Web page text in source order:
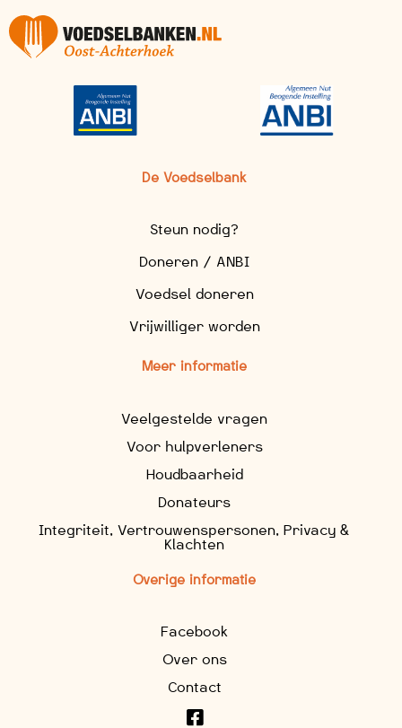
De Voedselbank
Steun nodig?
Doneren / ANBI
Voedsel doneren
Vrijwilliger worden
Meer informatie
Veelgestelde vragen
Voor hulpverleners
Houdbaarheid
Donateurs
Integriteit, Vertrouwenspersonen, Privacy &
Klachten
Overige informatie
Facebook
Over ons
Contact